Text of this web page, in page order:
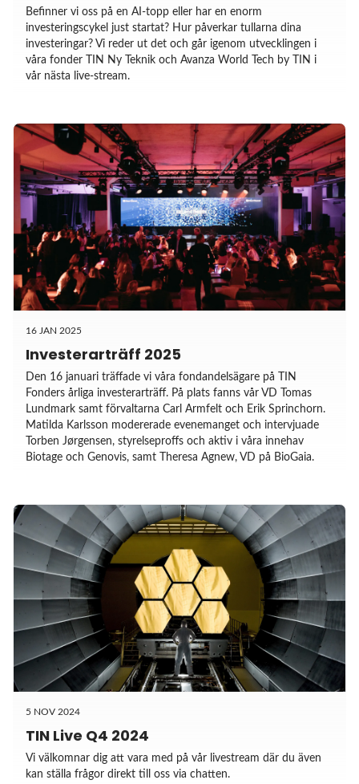
Befinner vi oss på en AI-topp eller har en enorm
investeringscykel just startat? Hur påverkar tullarna dina
investeringar? Vi reder ut det och går igenom utvecklingen i
våra fonder TIN Ny Teknik och Avanza World Tech by TIN i
vår nästa live-stream.
16 JAN 2025
Investerarträff 2025
Den 16 januari träffade vi våra fondandelsägare på TIN
Fonders årliga investerarträff. På plats fanns vår VD Tomas
Lundmark samt förvaltarna Carl Armfelt och Erik Sprinchorn.
Matilda Karlsson modererade evenemanget och intervjuade
Torben Jørgensen, styrelseproffs och aktiv i våra innehav
Biotage och Genovis, samt Theresa Agnew, VD på BioGaia.
5 NOV 2024
TIN Live Q4 2024
Vi välkomnar dig att vara med på vår livestream där du även
kan ställa frågor direkt till oss via chatten.